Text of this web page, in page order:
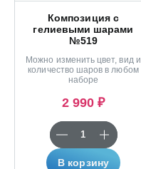
Композиция с
гелиевыми шарами
№519
Можно изменить цвет, вид и
количество шаров в любом
наборе
2 990 ₽
В корзину